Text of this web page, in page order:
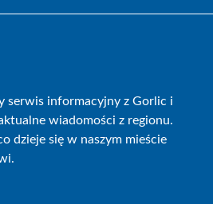
serwis informacyjny z Gorlic i
wiadomości z regionu.
dzieje się w naszym mieście